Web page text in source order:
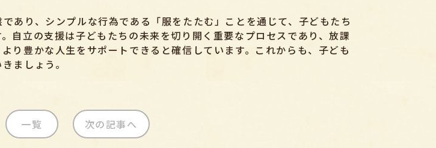
あり、シンプルな行為である「服をたたむ」ことを通じて、子どもたち
自立の支援は子どもたちの未来を切り開く重要なプロセスであり、放課
り豊かな人生をサポートできると確信しています。これからも、子ども
ましょう。
一覧 次の記事へ